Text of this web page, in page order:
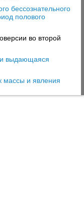
бессознательного
полового
во второй
выдающаяся
массы и явления